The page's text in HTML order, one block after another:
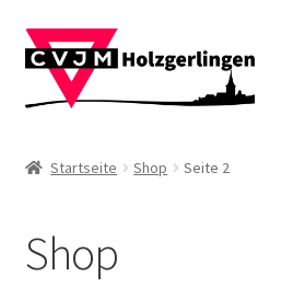
Zur
Navigation
springen
Zum
Inhalt
springen
Kasse
Startseite Shop Seite 2
Shop